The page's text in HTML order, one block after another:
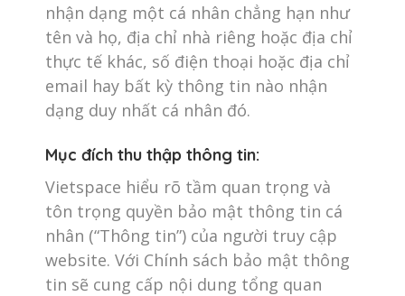
nhận dạng một cá nhân chẳng hạn như
tên và họ, địa chỉ nhà riêng hoặc địa chỉ
thực tế khác, số điện thoại hoặc địa chỉ
email hay bất kỳ thông tin nào nhận
dạng duy nhất cá nhân đó.
Mục đích thu thập thông tin:
Vietspace hiểu rõ tầm quan trọng và
tôn trọng quyền bảo mật thông tin cá
nhân (“Thông tin”) của người truy cập
website. Với Chính sách bảo mật thông
tin sẽ cung cấp nội dung tổng quan